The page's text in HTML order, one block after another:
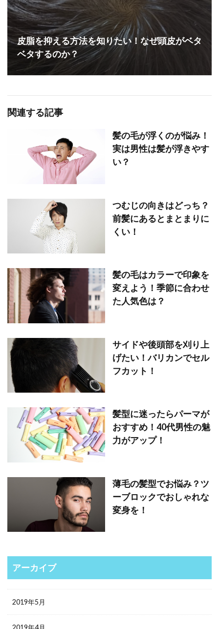
皮脂を抑える方法を知りたい！なぜ頭皮がベタ
ベタするのか？
関連する記事
髪の毛が浮くのが悩み！
実は男性は髪が浮きやす
い？
つむじの向きはどっち？
前髪にあるとまとまりに
くい！
髪の毛はカラーで印象を
変えよう！季節に合わせ
た人気色は？
サイドや後頭部を刈り上
げたい！バリカンでセル
フカット！
髪型に迷ったらパーマが
おすすめ！40代男性の魅
力がアップ！
薄毛の髪型でお悩み？ツ
ーブロックでおしゃれな
変身を！
アーカイブ
2019年5月